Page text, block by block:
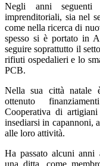
Negli anni seguenti
imprenditoriali, sia nel
come nella ricerca di
spesso si è portato in
seguire soprattutto il
rifiuti ospedalieri e lo
PCB.
Nella sua città natale
ottenuto
Cooperativa di
insediarsi in capannoni,
alle loro attività.
Ha passato alcuni
una ditta, come